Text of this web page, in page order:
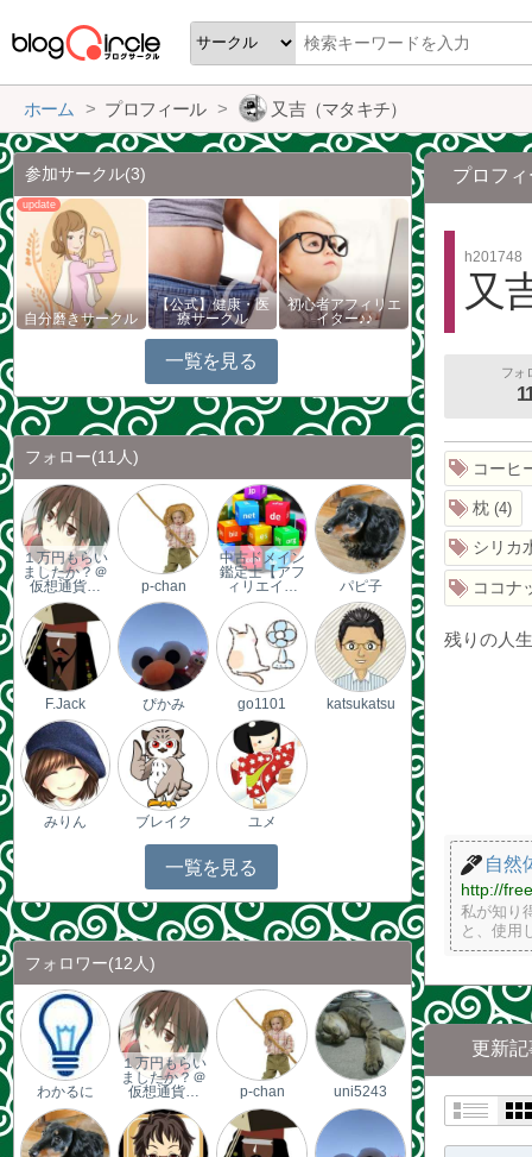
ホーム プロフィール 又吉（マタキチ）
プロフ
h201748
又
フォ
コーヒ
枕 4
シリカ
ココナ
残りの人
自然
http://
私が知り
と、使用
更新記
参加サークル(3)
自分磨きサークル
【公式】健康・医
療サークル
初心者アフィリエ
イター♪♪
一覧を見る
フォロー(11人)
１万円もらい
ましたか？＠
仮想通貨…
p-chan
中古ドメイン
鑑定士【アフ
ィリエイ…
パピ子
F.Jack ぴかみ go1101 katsukatsu
みりん ブレイク ユメ
一覧を見る
フォロワー(12人)
わかるに
１万円もらい
ましたか？＠
仮想通貨…
p-chan uni5243